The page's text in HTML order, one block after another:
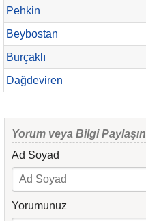
Pehkin
Beybostan
Burçaklı
Dağdeviren
Yorum veya Bilgi Paylaşın
Ad Soyad
Yorumunuz